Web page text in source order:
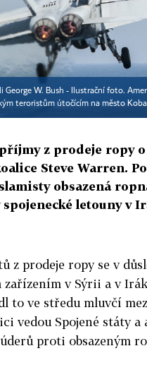
W. Bush - Ilustrační foto.
teroristům útočícím na město
z prodeje ropy
Steve Warren.
obsazená
letouny v
z prodeje ropy se v
v Sýrii a v
to ve středu mluvčí
vedou Spojené státy
proti obsazeným